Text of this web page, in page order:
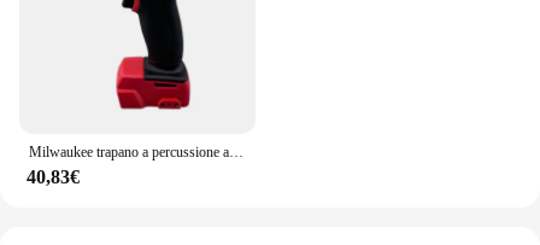
Milwaukee trapano a percussione a batteria senza spazzole a velocità regolabile ad alta coppia LED luce di lavoro 18v utensili elettrici a batteria al litio
40,83€